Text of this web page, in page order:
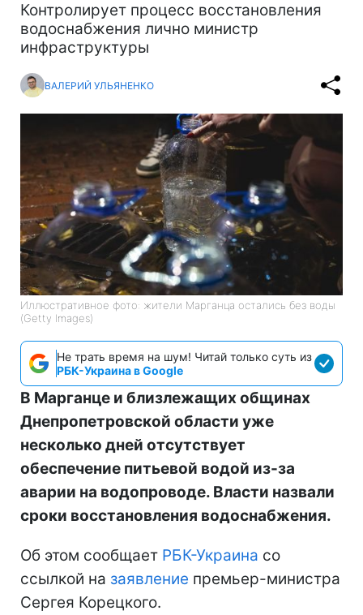
Контролирует процесс восстановления
водоснабжения лично министр
инфраструктуры
ВАЛЕРИЙ УЛЬЯНЕНКО
Иллюстративное фото: жители Марганца остались без воды
(Getty Images)
Не трать время на шум! Читай только суть из
РБК-Украина в Google
В Марганце и близлежащих общинах
Днепропетровской области уже
несколько дней отсутствует
обеспечение питьевой водой из-за
аварии на водопроводе. Власти назвали
сроки восстановления водоснабжения.
Об этом сообщает РБК-Украина со
ссылкой на заявление премьер-министра
Сергея Корецкого.